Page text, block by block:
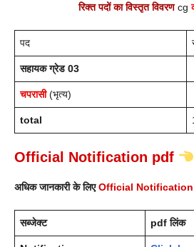
रिक्त पदों का विस्तृत विवरणcg
पद
सहायक ग्रेड 03
चपरासी(भृत्य)
total
Official Notification pdf
अधिक जानकारी के लिएOfficial
सब्जेक्ट pdf लिंक